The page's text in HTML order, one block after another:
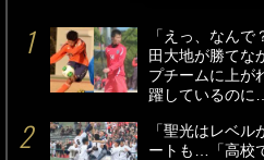
「えっ、なん
田大地が勝てな
プチームに上が
躍しているのに
「聖光はレベ
ートも…「高校